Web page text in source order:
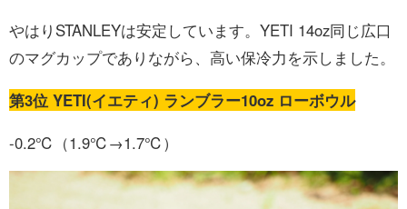
やはりSTANLEYは安定しています。YETI 14oz同じ広口
のマグカップでありながら、高い保冷力を示しました。
第3位 YETI(イエティ) ランブラー10oz ローボウル
-0.2℃（1.9℃→1.7℃）